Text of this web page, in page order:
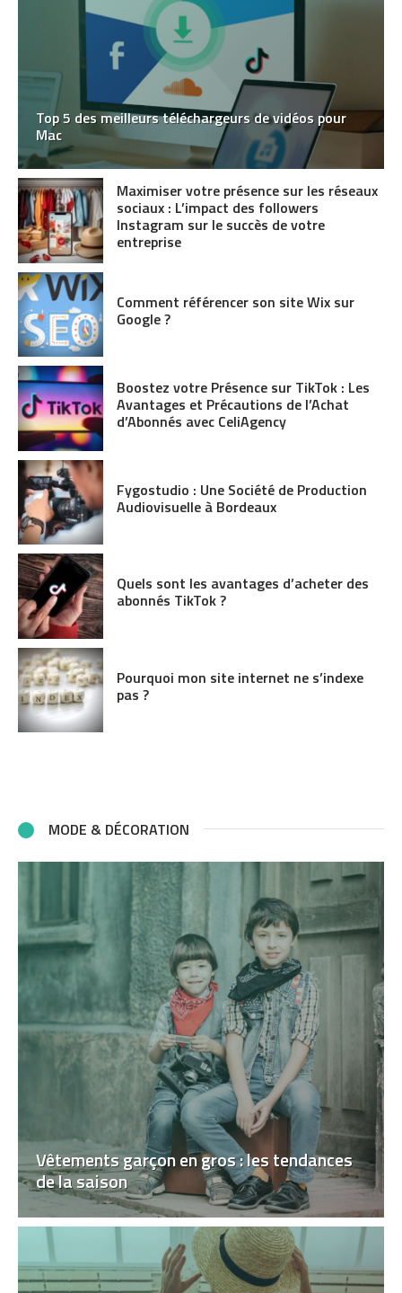
Top 5 des meilleurs téléchargeurs de vidéos pour
Mac
Maximiser votre présence sur les réseaux
sociaux : L’impact des followers
Instagram sur le succès de votre
entreprise
Comment référencer son site Wix sur
Google ?
Boostez votre Présence sur TikTok : Les
Avantages et Précautions de l’Achat
d’Abonnés avec CeliAgency
Fygostudio : Une Société de Production
Audiovisuelle à Bordeaux
Quels sont les avantages d’acheter des
abonnés TikTok ?
Pourquoi mon site internet ne s’indexe
pas ?
MODE & DÉCORATION
Vêtements garçon en gros : les tendances
de la saison